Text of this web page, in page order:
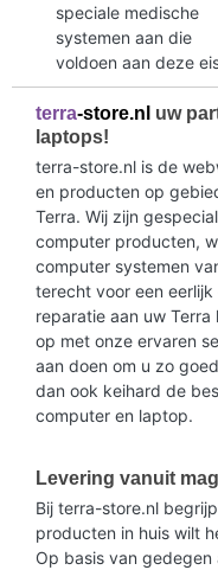
speciale medische
systemen aan die
voldoen aan deze
terra-store.nl uw
laptops!
terra-store.nl is de
en producten op
Terra. Wij zijn
computer producten,
computer systemen
terecht voor een
reparatie aan uw
op met onze ervaren
aan doen om u zo
dan ook keihard de
computer en laptop.
Levering vanuit
Bij terra-store.nl
producten in huis wilt
Op basis van